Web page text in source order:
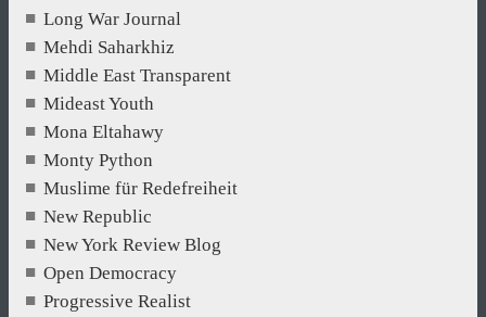
Long War Journal
Mehdi Saharkhiz
Middle East Transparent
Mideast Youth
Mona Eltahawy
Monty Python
Muslime für Redefreiheit
New Republic
New York Review Blog
Open Democracy
Progressive Realist